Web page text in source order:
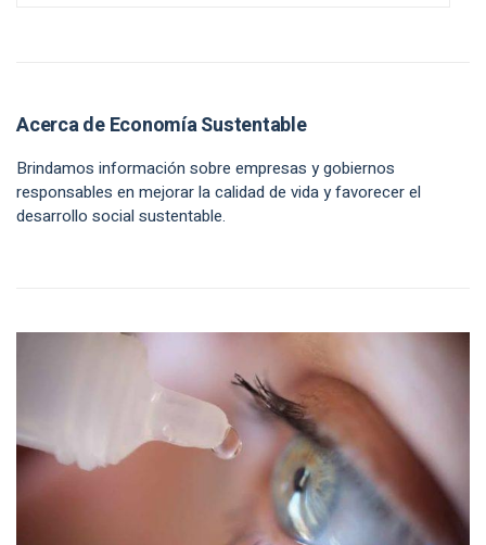
Acerca de Economía Sustentable
Brindamos información sobre empresas y gobiernos
responsables en mejorar la calidad de vida y favorecer el
desarrollo social sustentable.